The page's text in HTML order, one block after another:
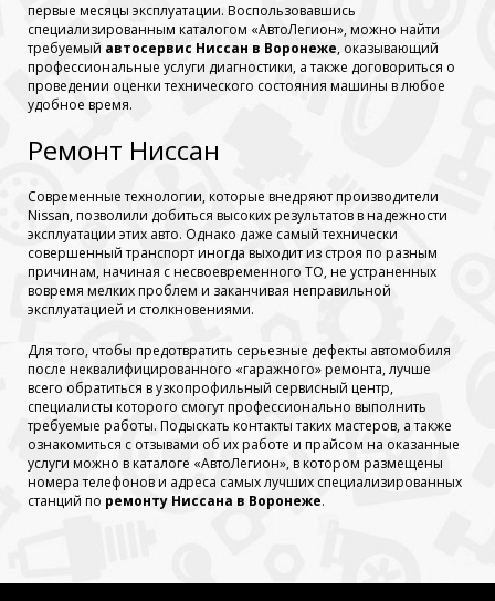
первые месяцы эксплуатации. Воспользовавшись
специализированным каталогом «АвтоЛегион», можно найти
требуемый автосервис Ниссан в Воронеже, оказывающий
профессиональные услуги диагностики, а также договориться о
проведении оценки технического состояния машины в любое
удобное время.
Ремонт Ниссан
Современные технологии, которые внедряют производители
Nissan, позволили добиться высоких результатов в надежности
эксплуатации этих авто. Однако даже самый технически
совершенный транспорт иногда выходит из строя по разным
причинам, начиная с несвоевременного ТО, не устраненных
вовремя мелких проблем и заканчивая неправильной
эксплуатацией и столкновениями.
Для того, чтобы предотвратить серьезные дефекты автомобиля
после неквалифицированного «гаражного» ремонта, лучше
всего обратиться в узкопрофильный сервисный центр,
специалисты которого смогут профессионально выполнить
требуемые работы. Подыскать контакты таких мастеров, а также
ознакомиться с отзывами об их работе и прайсом на оказанные
услуги можно в каталоге «АвтоЛегион», в котором размещены
номера телефонов и адреса самых лучших специализированных
станций по ремонту Ниссана в Воронеже.